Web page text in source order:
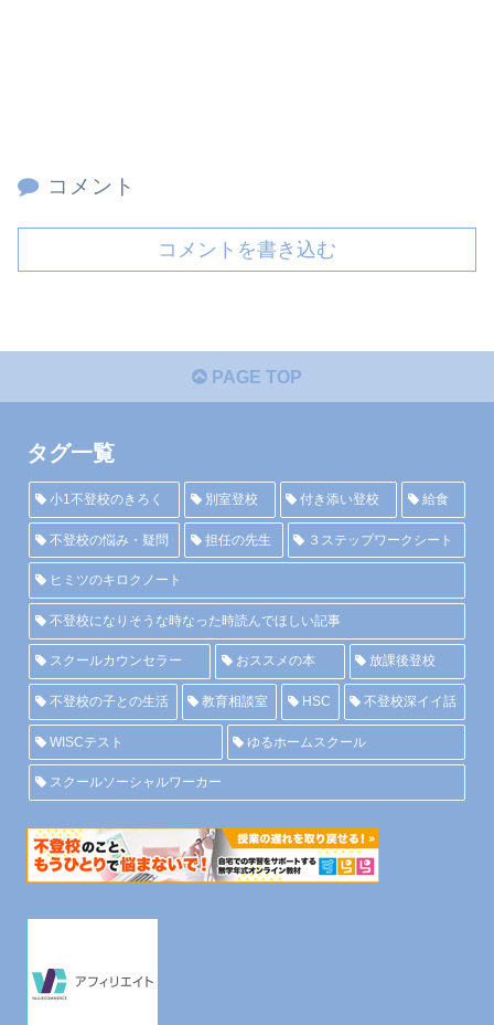
コメント
コメントを書き込む
PAGE TOP
タグ一覧
小1不登校のきろく 別室登校 付き添い登校 給食
不登校の悩み・疑問 担任の先生 ３ステップワークシート
ヒミツのキロクノート
不登校になりそうな時なった時読んでほしい記事
スクールカウンセラー おススメの本 放課後登校
不登校の子との生活 教育相談室 HSC 不登校深イイ話
WISCテスト ゆるホームスクール
スクールソーシャルワーカー